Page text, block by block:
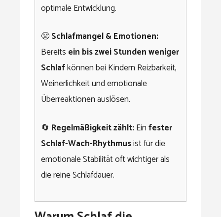
optimale Entwicklung.
😤Schlafmangel & Emotionen:
Bereits ein bis zwei Stunden weniger
Schlafkönnen bei Kindern Reizbarkeit,
Weinerlichkeit und emotionale
Überreaktionen auslösen.
🔄 Regelmäßigkeit zählt:Einfester
Schlaf-Wach-Rhythmusist für die
emotionale Stabilität oft wichtiger als
die reine Schlafdauer.